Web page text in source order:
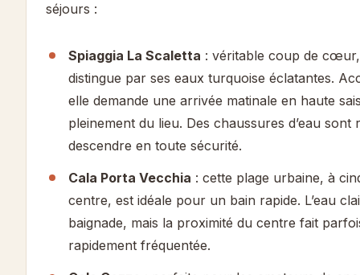
séjours :
Spiaggia La Scaletta : véritable coup de
distingue par ses eaux turquoise éclatantes.
elle demande une arrivée matinale en haute
pleinement du lieu. Des chaussures d’eau
descendre en toute sécurité.
Cala Porta Vecchia : cette plage urbaine, à
centre, est idéale pour un bain rapide. L’eau
baignade, mais la proximité du centre fait
rapidement fréquentée.